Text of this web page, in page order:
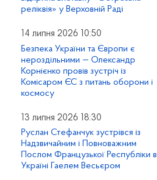
реліквія» у Верховній Раді
14 липня 2026 10:50
Безпека України та Європи є
нероздільними — Олександр
Корнієнко провів зустріч із
Комісаром ЄС з питань оборони і
космосу
13 липня 2026 18:30
Руслан Стефанчук зустрівся із
Надзвичайним і Повноважним
Послом Французької Республіки в
Україні Гаелем Весьєром